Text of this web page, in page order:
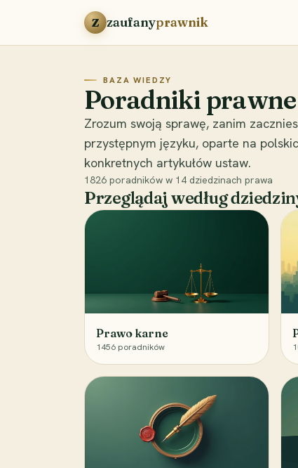
Przejdź do treści
Z zaufanyprawnik
BAZA WIEDZY
Poradniki prawne
Zrozum swoją sprawę, zanim
przystępnym języku, oparte na
konkretnych artykułów ustaw.
1826 poradników w 14 dziedzinach prawa
Przeglądaj według
Prawo karne
1456 poradników